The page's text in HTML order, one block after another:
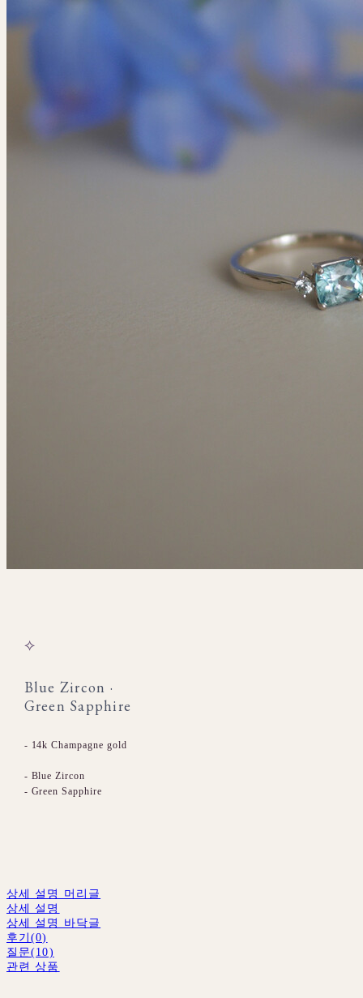
⟡
Blue Zircon ·
Green Sapphire
- 14k Champagne gold
- Blue Zircon
- Green Sapphire
상세 설명 머리글
상세 설명
상세 설명 바닥글
후기(0)
질문(10)
관련 상품